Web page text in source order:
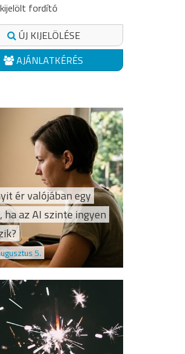
fordító
ÚJ KIJELÖLÉSE
AJÁNLATKÉRÉS
ér valójában egy
ha az AI szinte ingyen
5.